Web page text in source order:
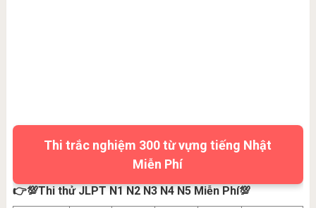
Thi trắc nghiệm 300 từ vựng tiếng Nhật
Miễn Phí
👉💯Thi thử JLPT N1 N2 N3 N4 N5 Miễn Phí💯